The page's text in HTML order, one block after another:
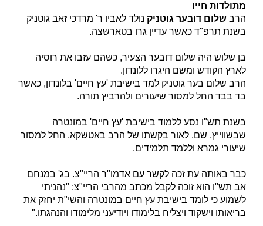
מתולדות חייו
הרב שלום דובער גוטניק נולד לאביו ר' מרדכי זאב גוטניק
בשנת תרפ"ד כאשר עדיין גרו בטארשצה.
בן שלוש היה שלום דובער הצעיר, כשהם עזבו את רוסיה
לארץ הקודש ומשם היגרו ללונדון.
הרב שלום בער גוטניק למד בישיבת 'עץ חיים' בלונדון, כאשר
בד בבד החל למסור שיעורים ולהרביץ תורה.
בשנת תש"ו נסע ללמוד בישיבת 'עץ חיים' במונטרה
שבשווייץ, שם, לאור בקשתו של הרב באטשקא, החל למסור
שיעורי גמרא וללמד תלמידים.
כבר באותה עת זכה לקשר עם אדמו"ר הריי"צ. בג' במנחם
אב תש"ו הוא זוכה לקבל מכתב מהרבי הריי"צ: "נהניתי
לשמוע כי לומד בישיבת עץ חיים במונטרה והשי"ת יחזק את
בריאותו וישקוד ויצליח בלימודו ויודיעני מלימודו והנהגתו."